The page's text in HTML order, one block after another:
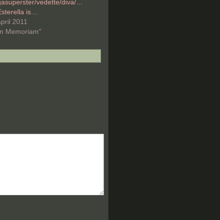
vedette/diva/enz...
is…
2011
Memoriam"